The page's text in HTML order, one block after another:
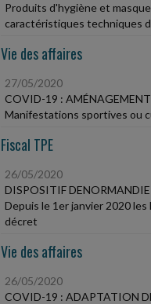
Produits d'hygiène et
caractéristiques techniques
Vie des affaires
27/05/2020
COVID-19 :
Manifestations sportives ou
Fiscal TPE
26/05/2020
DISPOSITIF DENORMANDIE
Depuis le 1er janvier 2020
décret
Vie des affaires
26/05/2020
COVID-19 : ADAPTATION